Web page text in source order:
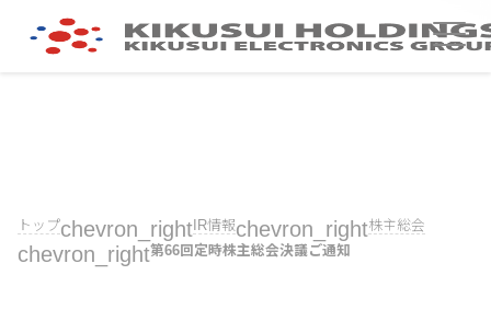
トップchevron_right IR情報chevron_right株主総会
chevron_right第66回定時株主総会決議ご通知